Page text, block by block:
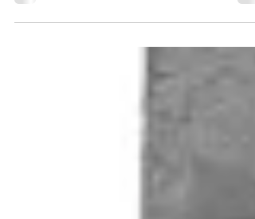
Video çekimi artık herkes tarafından
kadar yaygın hale geldi ve birçok farklı video